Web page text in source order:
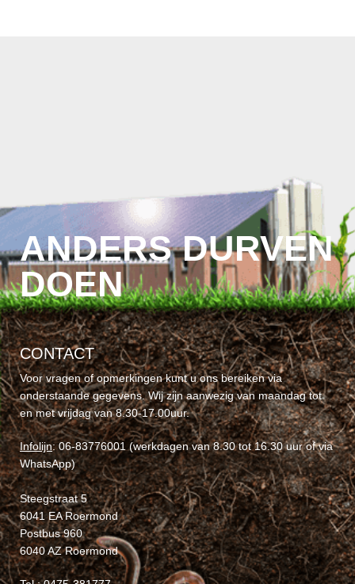
ANDERS DURVEN
DOEN
CONTACT
Voor vragen of opmerkingen kunt u ons bereiken via
onderstaande gegevens. Wij zijn aanwezig van maandag tot
en met vrijdag van 8.30-17.00uur.
Infolijn: 06-83776001 (werkdagen van 8.30 tot 16.30 uur of via
WhatsApp)
Steegstraat 5
6041 EA Roermond
Postbus 960
6040 AZ Roermond